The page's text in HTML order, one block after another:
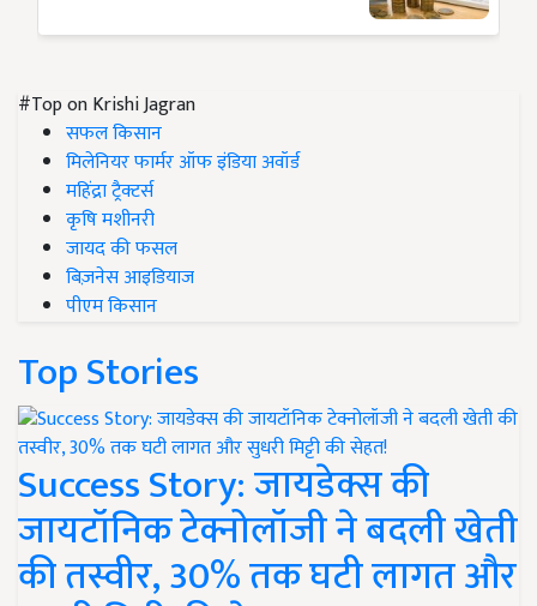
#Top on Krishi Jagran
सफल किसान
मिलेनियर फार्मर ऑफ इंडिया अवॉर्ड
महिंद्रा ट्रैक्टर्स
कृषि मशीनरी
जायद की फसल
बिज़नेस आइडियाज
पीएम किसान
Top Stories
Success Story: जायडेक्स की
जायटॉनिक टेक्नोलॉजी ने बदली खेती
की तस्वीर, 30% तक घटी लागत और